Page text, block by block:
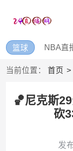
篮球 NBA直
当前位置： 首页
🏀尼克斯
砍
发